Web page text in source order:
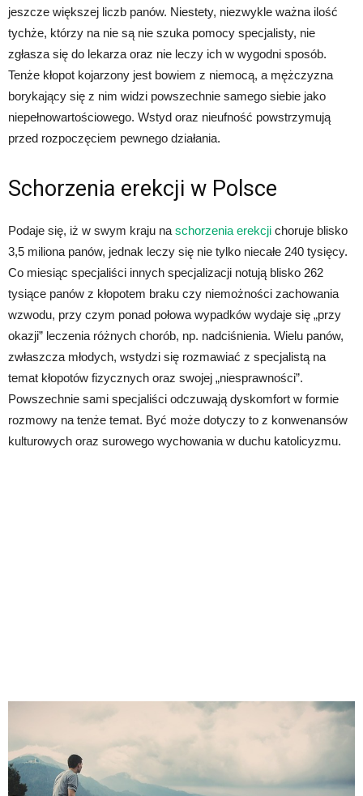
jeszcze większej liczb panów. Niestety, niezwykle ważna ilość
tychże, którzy na nie są nie szuka pomocy specjalisty, nie
zgłasza się do lekarza oraz nie leczy ich w wygodni sposób.
Tenże kłopot kojarzony jest bowiem z niemocą, a mężczyzna
borykający się z nim widzi powszechnie samego siebie jako
niepełnowartościowego. Wstyd oraz nieufność powstrzymują
przed rozpoczęciem pewnego działania.
Schorzenia erekcji w Polsce
Podaje się, iż w swym kraju na schorzenia erekcji choruje blisko
3,5 miliona panów, jednak leczy się nie tylko niecałe 240 tysięcy.
Co miesiąc specjaliści innych specjalizacji notują blisko 262
tysiące panów z kłopotem braku czy niemożności zachowania
wzwodu, przy czym ponad połowa wypadków wydaje się „przy
okazji” leczenia różnych chorób, np. nadciśnienia. Wielu panów,
zwłaszcza młodych, wstydzi się rozmawiać z specjalistą na
temat kłopotów fizycznych oraz swojej „niesprawności”.
Powszechnie sami specjaliści odczuwają dyskomfort w formie
rozmowy na tenże temat. Być może dotyczy to z konwenansów
kulturowych oraz surowego wychowania w duchu katolicyzmu.